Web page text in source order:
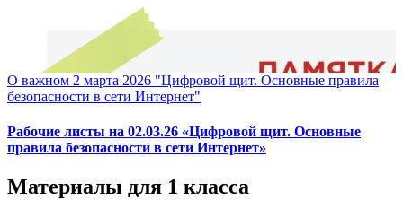
О важном 2 марта 2026 "Цифровой щит. Основные правила
безопасности в сети Интернет"
Рабочие листы на 02.03.26 «Цифровой щит. Основные
правила безопасности в сети Интернет»
Материалы для 1 класса